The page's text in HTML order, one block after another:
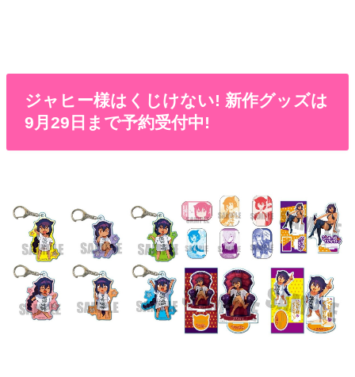
ジャヒー様はくじけない! 新作グッズは
9月29日まで予約受付中!